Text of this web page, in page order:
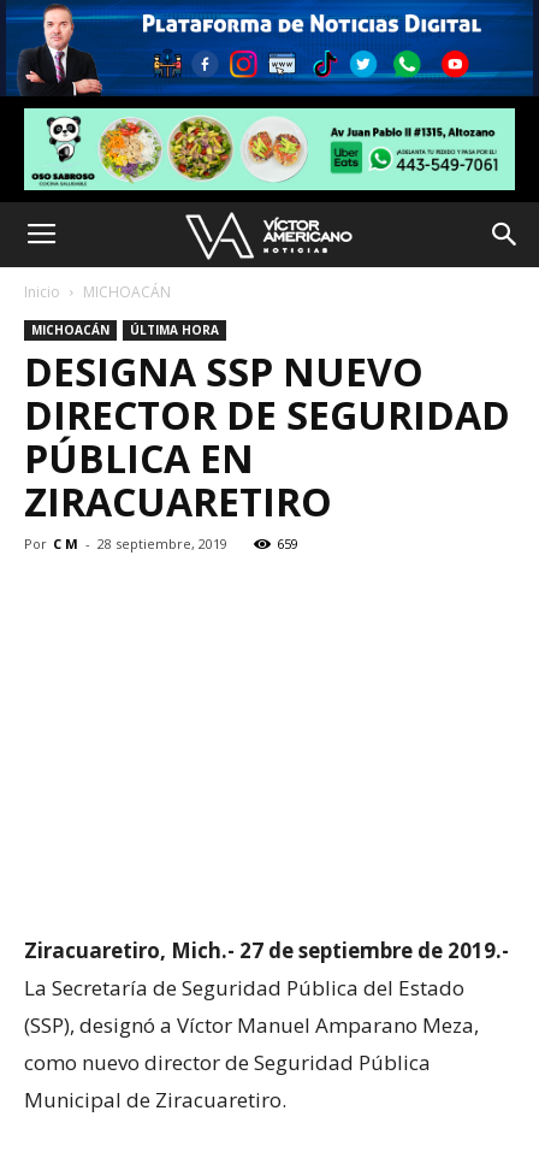
Inicio MICHOACÁN
MICHOACÁN ÚLTIMA HORA
DESIGNA SSP NUEVO
DIRECTOR DE SEGURIDAD
PÚBLICA EN
ZIRACUARETIRO
Por C M - 28 septiembre, 2019 659
Ziracuaretiro, Mich.- 27 de septiembre de 2019.-
La Secretaría de Seguridad Pública del Estado
(SSP), designó a Víctor Manuel Amparano Meza,
como nuevo director de Seguridad Pública
Municipal de Ziracuaretiro.